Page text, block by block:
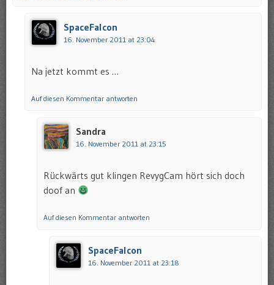
SpaceFalcon
16. November 2011 at 23:04
Na jetzt kommt es …
Auf diesen Kommentar antworten
Sandra
16. November 2011 at 23:15
Rückwärts gut klingen RevygCam hört sich doch
doof an
Auf diesen Kommentar antworten
SpaceFalcon
16. November 2011 at 23:18